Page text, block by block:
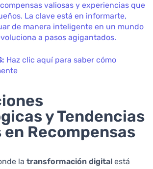
valiosas y experiencias que
La clave está en informarte,
de manera inteligente en un mundo
a pasos agigantados.
Haz clic aquí para saber cómo
y Tendencias
Recompensas
la transformación digital está